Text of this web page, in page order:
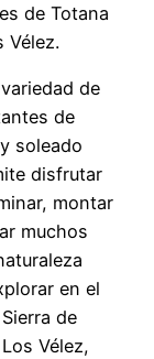
de Totana
Vélez.
de
de
soleado
disfrutar
montar
muchos
en el
de
Vélez,